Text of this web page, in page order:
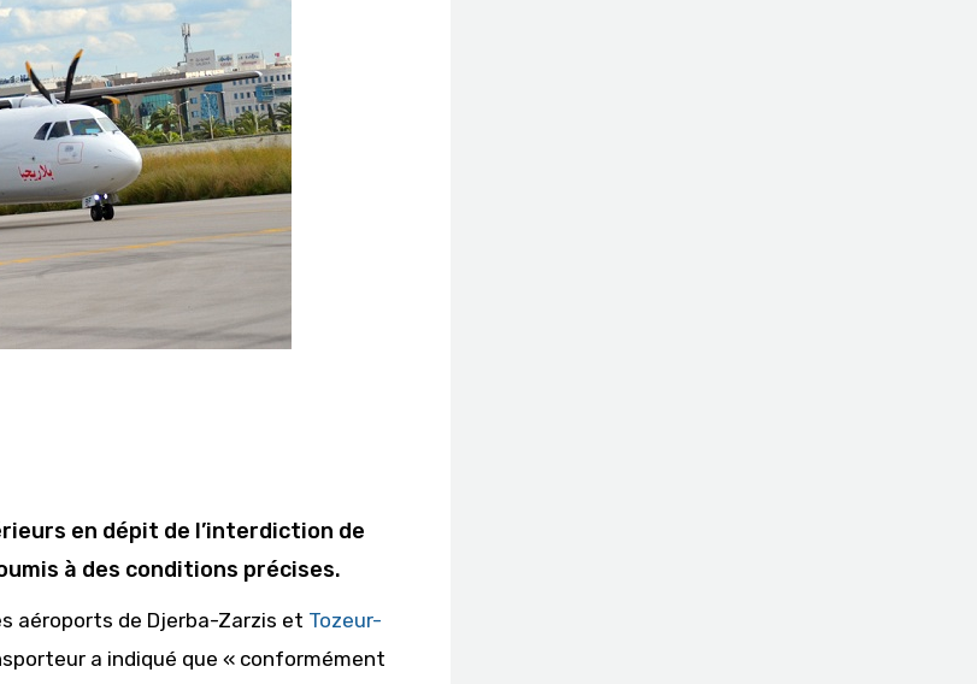
en dépit de l’interdiction de
à des conditions précises.
aéroports de Djerba-Zarzis et Tozeur-
a indiqué que « conformément